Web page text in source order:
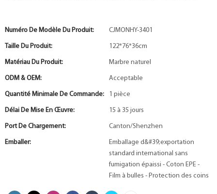
Numéro De Modèle Du Produit: CJMONHY-3401
Taille Du Produit: 122*76*36cm
Matériau Du Produit: Marbre naturel
ODM & OEM: Acceptable
Quantité Minimale De Commande: 1 pièce
Délai De Mise En Œuvre: 15 à 35 jours
Port De Chargement: Canton/Shenzhen
Emballer:
Emballage d&#39;exportation
standard international sans
fumigation épaissi - Coton EPE -
Film à bulles - Protection des coins